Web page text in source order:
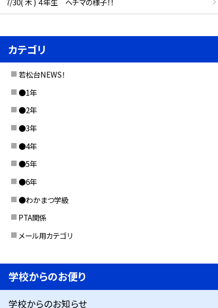
カテゴリ
若松台NEWS！
●1年
●2年
●3年
●4年
●5年
●6年
●わかまつ学級
PTA関係
メール用カテゴリ
学校からのお便り
学校からのお知らせ